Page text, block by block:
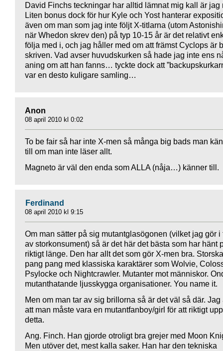
David Finchs teckningar har alltid lämnat mig kall är jag
Liten bonus dock för hur Kyle och Yost hanterar
även om man som jag inte följt X-titlarna (utom
när Whedon skrev den) på typ 10-15 år är det relativt
följa med i, och jag håller med om att främst Cyclops är
skriven. Vad avser huvudskurken så hade jag inte ens
aning om att han fanns… tyckte dock att
var en desto kuligare samling…
Anon
08 april 2010 kl 0:02
To be fair så har inte X-men så många big bads man
till om man inte läser allt.
Magneto är väl den enda som ALLA (nåja…) känner till.
Ferdinand
08 april 2010 kl 9:15
Om man sätter på sig mutantglasögonen (vilket jag gör i
av storkonsument) så är det här det bästa som har hänt
riktigt länge. Den har allt det som gör X-men bra.
pang pang med klassiska karaktärer som Wolvie,
Psylocke och Nightcrawler. Mutanter mot människor.
mutanthatande ljusskygga organisationer. You name it.
Men om man tar av sig brillorna så är det väl så där. Jag
att man måste vara en mutantfanboy/girl för att riktigt
detta.
Ang. Finch. Han gjorde otroligt bra grejer med Moon
Men utöver det, mest kalla saker. Han har den tekniska